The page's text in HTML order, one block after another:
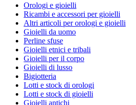
Orologi e gioielli
Ricambi e accessori per gioielli
Altri articoli per orologi e gioielli
Gioielli da uomo
Perline sfuse
Gioielli etnici e tribali
Gioielli per il corpo
Gioielli di lusso
Bigiotteria
Lotti e stock di orologi
Lotti e stock di gioielli
Gioielli antichi